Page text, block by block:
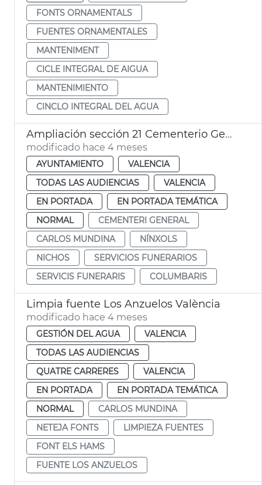
FONTS ORNAMENTALS
FUENTES ORNAMENTALES
MANTENIMENT
CICLE INTEGRAL DE AIGUA
MANTENIMIENTO
CINCLO INTEGRAL DEL AGUA
Ampliación sección 21 Cementerio General València
modificado hace 4 meses
AYUNTAMIENTO
VALENCIA
TODAS LAS AUDIENCIAS
VALENCIA
EN PORTADA
EN PORTADA TEMÁTICA
NORMAL
CEMENTERI GENERAL
CARLOS MUNDINA
NÍNXOLS
NICHOS
SERVICIOS FUNERARIOS
SERVICIS FUNERARIS
COLUMBARIS
Limpia fuente Los Anzuelos València
modificado hace 4 meses
GESTIÓN DEL AGUA
VALENCIA
TODAS LAS AUDIENCIAS
QUATRE CARRERES
VALENCIA
EN PORTADA
EN PORTADA TEMÁTICA
NORMAL
CARLOS MUNDINA
NETEJA FONTS
LIMPIEZA FUENTES
FONT ELS HAMS
FUENTE LOS ANZUELOS